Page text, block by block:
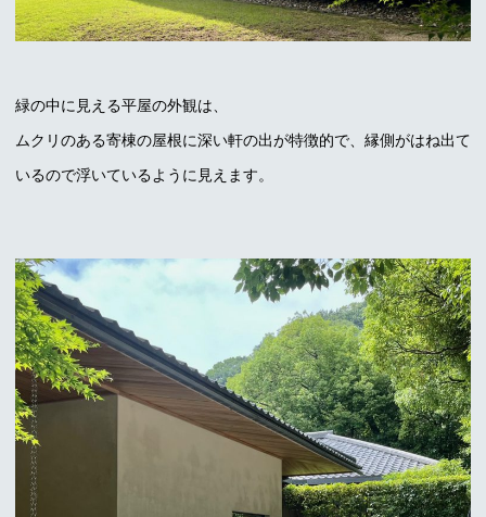
緑の中に見える平屋の外観は、
ムクリのある寄棟の屋根に深い軒の出が特徴的で、縁側がはね出て
いるので浮いているように見えます。